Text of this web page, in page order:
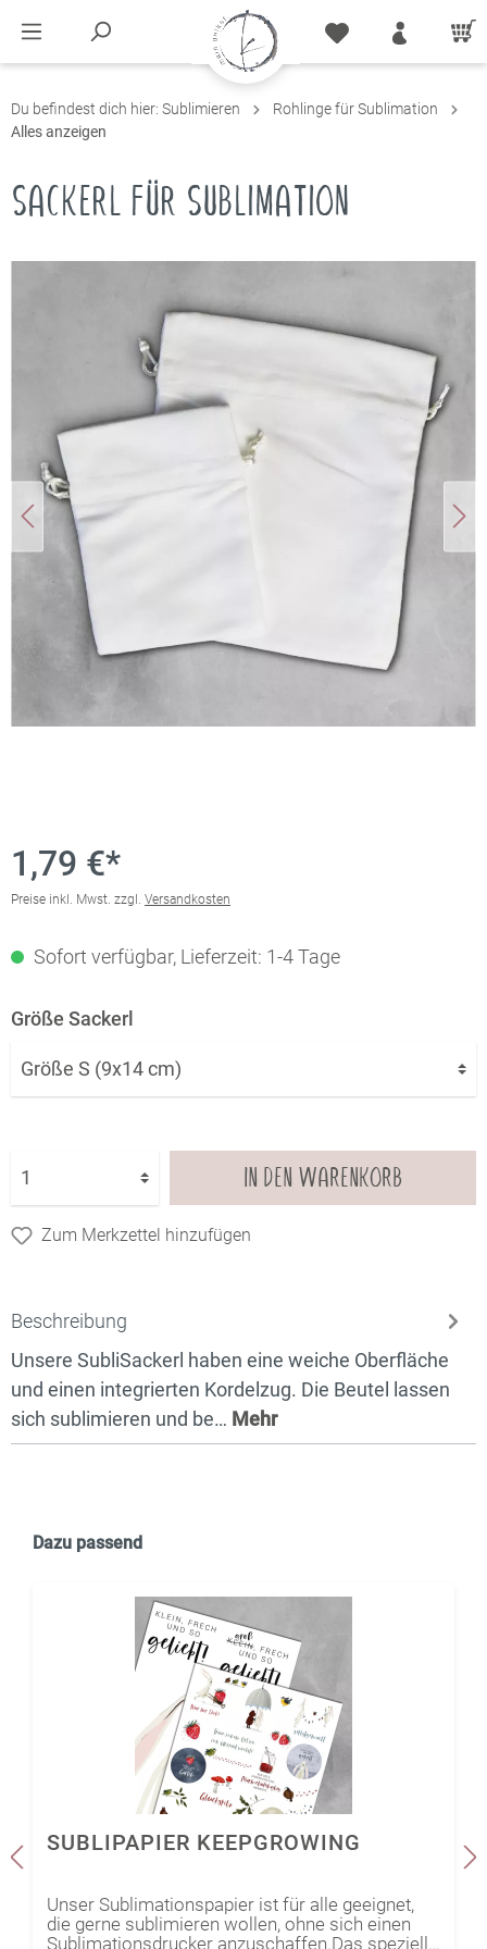
Du befindest dich hier: Sublimieren
Rohlinge für Sublimation
Alles anzeigen
SACKERL FÜR SUBLIMATION
1,79 €*
Preise inkl. Mwst. zzgl. Versandkosten
Sofort verfügbar, Lieferzeit: 1-4 Tage
Größe Sackerl
IN DEN WARENKORB
Zum Merkzettel hinzufügen
Beschreibung
Unsere SubliSackerl haben eine weiche Oberfläche
und einen integrierten Kordelzug. Die Beutel lassen
sich sublimieren und be… Mehr
Dazu passend
SUBLIPAPIER KEEPGROWING
Unser Sublimationspapier ist für alle geeignet,
die gerne sublimieren wollen, ohne sich einen
Sublimationsdrucker anzuschaffen.Das spezielle